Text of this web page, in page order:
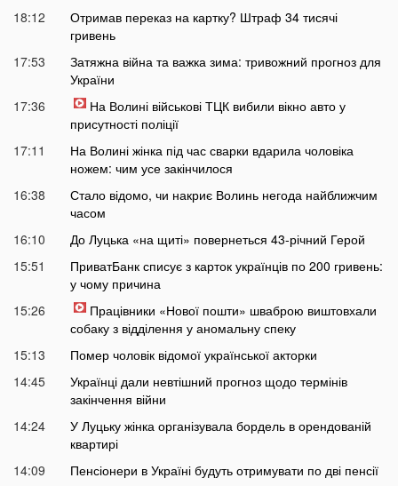
18:12
Отримав переказ на картку? Штраф 34 тисячі
гривень
17:53
Затяжна війна та важка зима: тривожний прогноз для
України
17:36
На Волині військові ТЦК вибили вікно авто у
присутності поліції
17:11
На Волині жінка під час сварки вдарила чоловіка
ножем: чим усе закінчилося
16:38
Стало відомо, чи накриє Волинь негода найближчим
часом
16:10
До Луцька «на щиті» повернеться 43-річний Герой
15:51
ПриватБанк списує з карток українців по 200 гривень:
у чому причина
15:26
Працівники «Нової пошти» шваброю виштовхали
собаку з відділення у аномальну спеку
15:13
Помер чоловік відомої української акторки
14:45
Українці дали невтішний прогноз щодо термінів
закінчення війни
14:24
У Луцьку жінка організувала бордель в орендованій
квартирі
14:09
Пенсіонери в Україні будуть отримувати по дві пенсії